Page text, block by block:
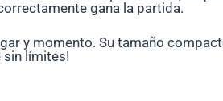
gana la partida.
y momento. Su tamaño
sin límites!